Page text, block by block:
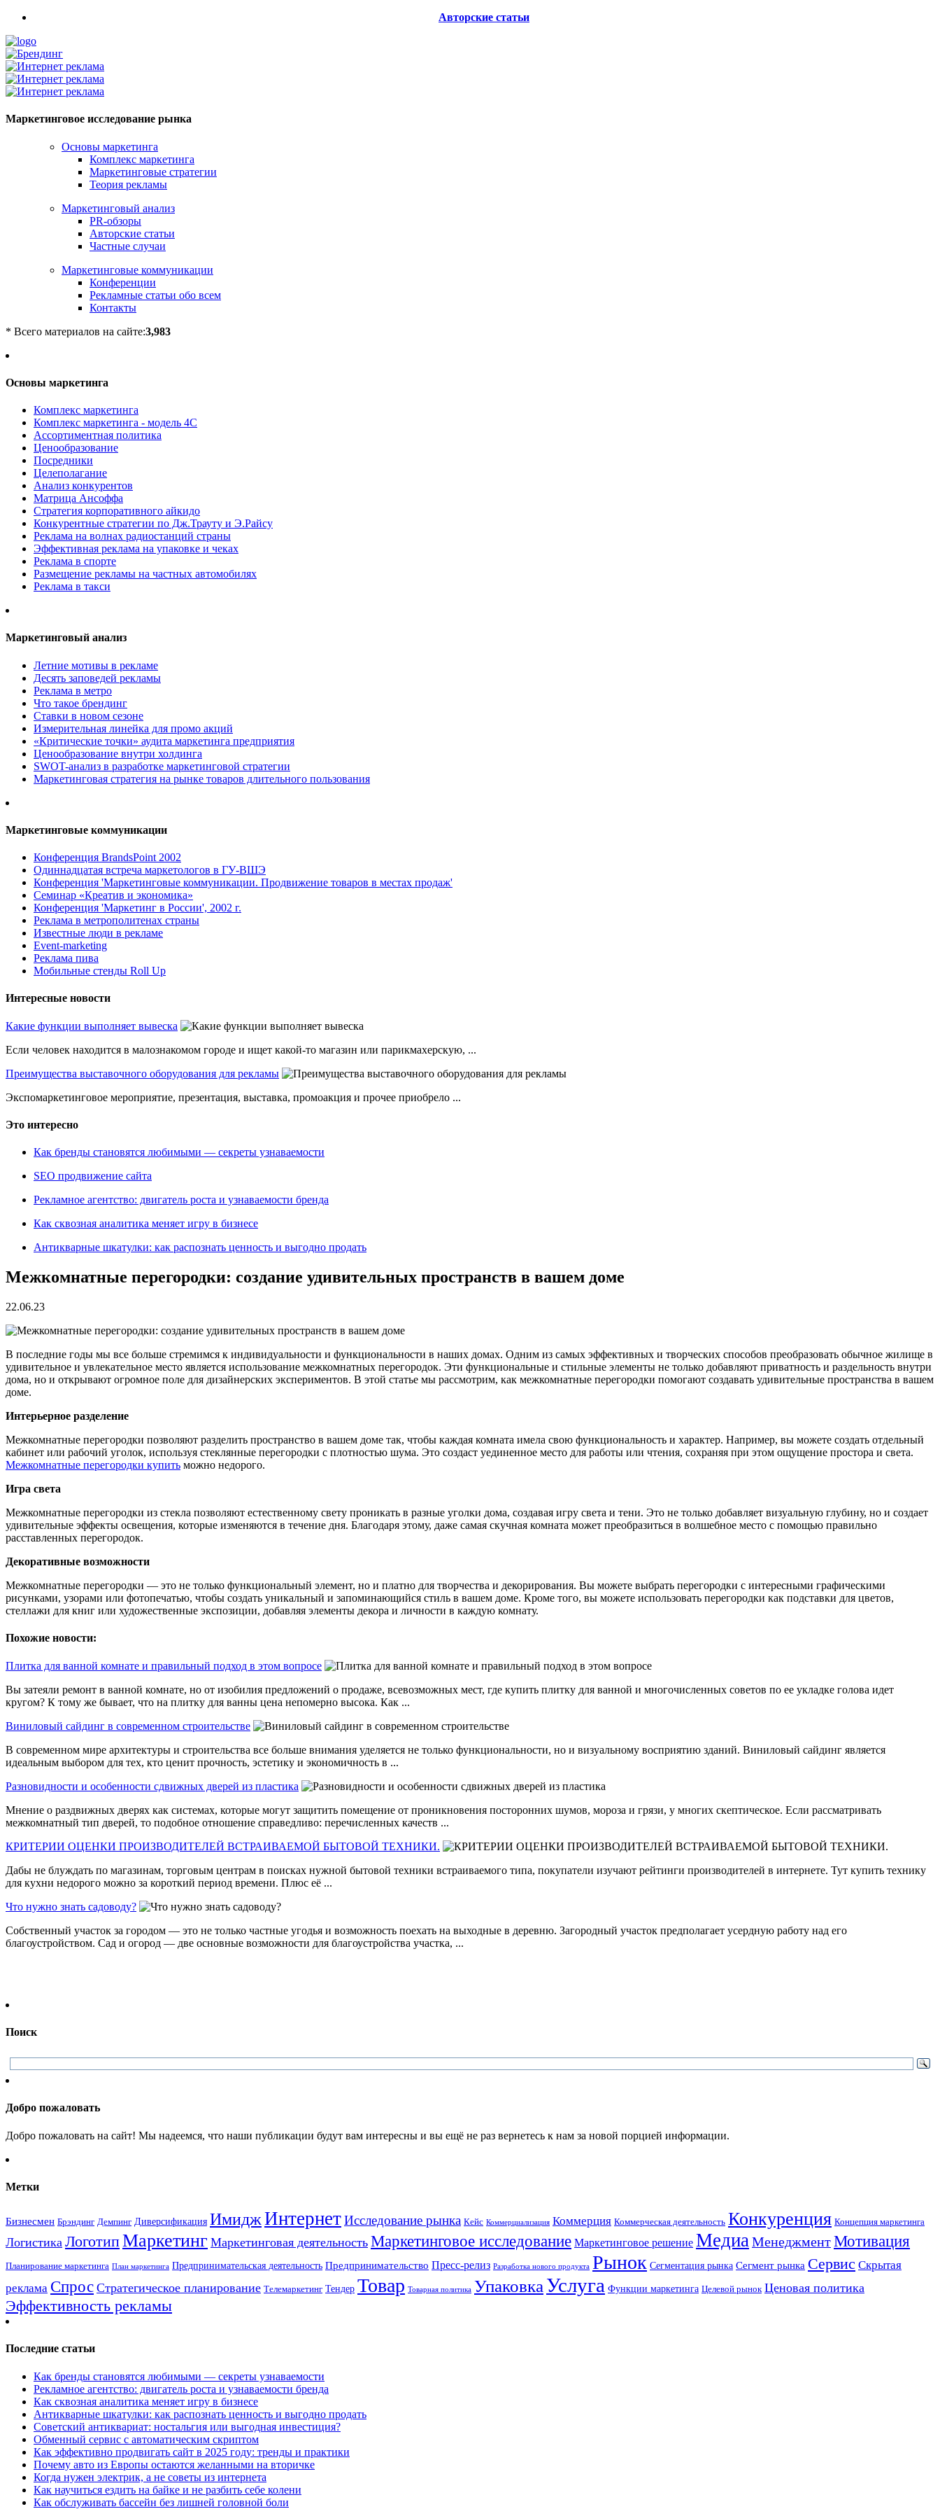
Авторские статьи
Маркетинговое исследование рынка
Основы маркетинга
Комплекс маркетинга
Маркетинговые стратегии
Теория рекламы
Маркетинговый анализ
PR-обзоры
Авторские статьи
Частные случаи
Маркетинговые коммуникации
Конференции
Рекламные статьи обо всем
Контакты
* Всего материалов на сайте:3,983
Основы маркетинга
Комплекс маркетинга
Комплекс маркетинга - модель 4С
Ассортиментная политика
Ценообразование
Посредники
Целеполагание
Анализ конкурентов
Матрица Ансоффа
Стратегия корпоративного айкидо
Конкурентные стратегии по Дж.Трауту и Э.Райсу
Реклама на волнах радиостанций страны
Эффективная реклама на упаковке и чеках
Реклама в спорте
Размещение рекламы на частных автомобилях
Реклама в такси
Маркетинговый анализ
Летние мотивы в рекламе
Десять заповедей рекламы
Реклама в метро
Что такое брендинг
Ставки в новом сезоне
Измерительная линейка для промо акций
«Критические точки» аудита маркетинга предприятия
Ценообразование внутри холдинга
SWOT-анализ в разработке маркетинговой стратегии
Маркетинговая стратегия на рынке товаров длительного пользования
Маркетинговые коммуникации
Конференция BrandsPoint 2002
Одиннадцатая встреча маркетологов в ГУ-ВШЭ
Конференция 'Маркетинговые коммуникации. Продвижение товаров в местах продаж'
Семинар «Креатив и экономика»
Конференция 'Маркетинг в России', 2002 г.
Реклама в метрополитенах страны
Известные люди в рекламе
Event-marketing
Реклама пива
Мобильные стенды Roll Up
Интересные новости
Какие функции выполняет вывеска
Если человек находится в малознакомом городе и ищет какой-то магазин или парикмахерскую, ...
Преимущества выставочного оборудования для рекламы
Экспомаркетинговое мероприятие, презентация, выставка, промоакция и прочее приобрело ...
Это интересно
Как бренды становятся любимыми — секреты узнаваемости
SEO продвижение сайта
Рекламное агентство: двигатель роста и узнаваемости бренда
Как сквозная аналитика меняет игру в бизнесе
Антикварные шкатулки: как распознать ценность и выгодно продать
Межкомнатные перегородки: создание удивительных пространств в вашем доме
22.06.23
В последние годы мы все больше стремимся к индивидуальности и функциональности в наших домах. Одним из самых эффективных и творческих способов преобразовать обычное жилище в
удивительное и увлекательное место является использование межкомнатных перегородок. Эти функциональные и стильные элементы не только добавляют приватность и раздельность внутри
дома, но и открывают огромное поле для дизайнерских экспериментов. В этой статье мы рассмотрим, как межкомнатные перегородки помогают создавать удивительные пространства в вашем
доме.
Интерьерное разделение
Межкомнатные перегородки позволяют разделить пространство в вашем доме так, чтобы каждая комната имела свою функциональность и характер. Например, вы можете создать отдельный
кабинет или рабочий уголок, используя стеклянные перегородки с плотностью шума. Это создаст уединенное место для работы или чтения, сохраняя при этом ощущение простора и света.
Межкомнатные перегородки купить можно недорого.
Игра света
Межкомнатные перегородки из стекла позволяют естественному свету проникать в разные уголки дома, создавая игру света и тени. Это не только добавляет визуальную глубину, но и создает
удивительные эффекты освещения, которые изменяются в течение дня. Благодаря этому, даже самая скучная комната может преобразиться в волшебное место с помощью правильно
расставленных перегородок.
Декоративные возможности
Межкомнатные перегородки — это не только функциональный элемент, но и платно для творчества и декорирования. Вы можете выбрать перегородки с интересными графическими
рисунками, узорами или фотопечатью, чтобы создать уникальный и запоминающийся стиль в вашем доме. Кроме того, вы можете использовать перегородки как подставки для цветов,
стеллажи для книг или художественные экспозиции, добавляя элементы декора и личности в каждую комнату.
Похожие новости:
Плитка для ванной комнате и правильный подход в этом вопросе
Вы затеяли ремонт в ванной комнате, но от изобилия предложений о продаже, всевозможных мест, где купить плитку для ванной и многочисленных советов по ее укладке голова идет
кругом? К тому же бывает, что на плитку для ванны цена непомерно высока. Как ...
Виниловый сайдинг в современном строительстве
В современном мире архитектуры и строительства все больше внимания уделяется не только функциональности, но и визуальному восприятию зданий. Виниловый сайдинг является
идеальным выбором для тех, кто ценит прочность, эстетику и экономичность в ...
Разновидности и особенности сдвижных дверей из пластика
Мнение о раздвижных дверях как системах, которые могут защитить помещение от проникновения посторонних шумов, мороза и грязи, у многих скептическое. Если рассматривать
межкомнатный тип дверей, то подобное отношение справедливо: перечисленных качеств ...
КРИТЕРИИ ОЦЕНКИ ПРОИЗВОДИТЕЛЕЙ ВСТРАИВАЕМОЙ БЫТОВОЙ ТЕХНИКИ.
Дабы не блуждать по магазинам, торговым центрам в поисках нужной бытовой техники встраиваемого типа, покупатели изучают рейтинги производителей в интернете. Тут купить технику
для кухни недорого можно за короткий период времени. Плюс её ...
Что нужно знать садоводу?
Собственный участок за городом — это не только частные угодья и возможность поехать на выходные в деревню. Загородный участок предполагает усердную работу над его
благоустройством. Сад и огород — две основные возможности для благоустройства участка, ...
Поиск
Добро пожаловать
Добро пожаловать на сайт! Мы надеемся, что наши публикации будут вам интересны и вы ещё не раз вернетесь к нам за новой порцией информации.
Метки
Бизнесмен Брэндинг Демпинг Диверсификация ИмиджИнтернетИсследование рынка Кейс Коммерциализация Коммерция Коммерческая деятельность Конкуренция Концепция маркетинга
Логистика ЛоготипМаркетинг Маркетинговая деятельность Маркетинговое исследование Маркетинговое решение МедиаМенеджментМотивация
Планирование маркетинга План маркетинга Предпринимательская деятельность Предпринимательство Пресс-релиз Разработка нового продукта Рынок Сегментация рынка Сегмент рынка Сервис Скрытая
реклама Спрос Стратегическое планирование Телемаркетинг Тендер Товар Товарная политика Упаковка Услуга Функции маркетинга Целевой рынок Ценовая политика
Эффективность рекламы
Последние статьи
Как бренды становятся любимыми — секреты узнаваемости
Рекламное агентство: двигатель роста и узнаваемости бренда
Как сквозная аналитика меняет игру в бизнесе
Антикварные шкатулки: как распознать ценность и выгодно продать
Советский антиквариат: ностальгия или выгодная инвестиция?
Обменный сервис с автоматическим скриптом
Как эффективно продвигать сайт в 2025 году: тренды и практики
Почему авто из Европы остаются желанными на вторичке
Когда нужен электрик, а не советы из интернета
Как научиться ездить на байке и не разбить себе колени
Как обслуживать бассейн без лишней головной боли